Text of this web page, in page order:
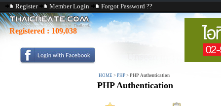
Register Member Login Forgot Password ??
Registered : 109,038
HOME > PHP > PHP Authentication
PHP Authentication